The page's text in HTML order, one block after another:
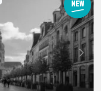
Suivant